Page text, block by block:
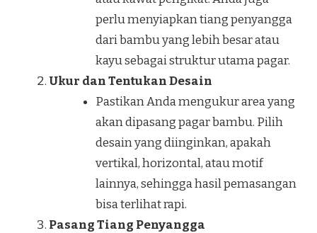
perlu menyiapkan tiang penyangga
dari bambu yang lebih besar atau
kayu sebagai struktur utama pagar.
Ukur dan Tentukan Desain
Pastikan Anda mengukur area yang
akan dipasang pagar bambu. Pilih
desain yang diinginkan, apakah
vertikal, horizontal, atau motif
lainnya, sehingga hasil pemasangan
bisa terlihat rapi.
Pasang Tiang Penyangga